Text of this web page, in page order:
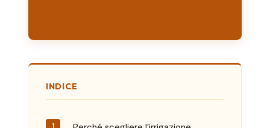
INDICE